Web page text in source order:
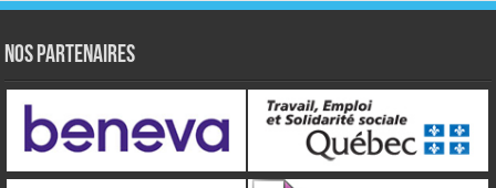
NOS PARTENAIRES